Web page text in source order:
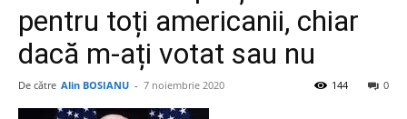
pentru toți americanii, chiar
dacă m-ați votat sau nu
De către Alin BOSIANU - 7 noiembrie 2020 0
144